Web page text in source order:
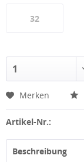
32
Merken
Artikel-Nr.:
Beschreibung